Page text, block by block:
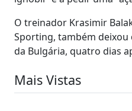
O treinador Krasimir
Sporting, também
da Bulgária, quatro dias
Mais Vistas